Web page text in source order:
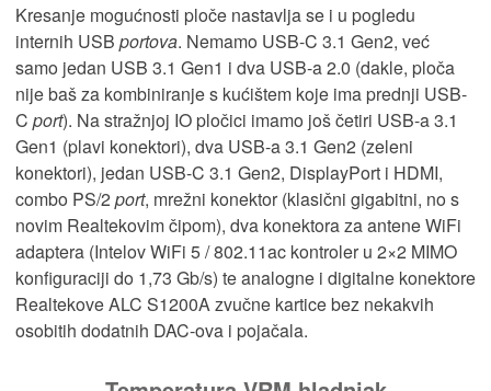
Kresanje mogućnosti ploče nastavlja se i u pogledu
internih USB portova. Nemamo USB-C 3.1 Gen2, već
samo jedan USB 3.1 Gen1 i dva USB-a 2.0 (dakle, ploča
nije baš za kombiniranje s kućištem koje ima prednji USB-
C port). Na stražnjoj IO pločici imamo još četiri USB-a 3.1
Gen1 (plavi konektori), dva USB-a 3.1 Gen2 (zeleni
konektori), jedan USB-C 3.1 Gen2, DisplayPort i HDMI,
combo PS/2 port, mrežni konektor (klasični gigabitni, no s
novim Realtekovim čipom), dva konektora za antene WiFi
adaptera (Intelov WiFi 5 / 802.11ac kontroler u 2×2 MIMO
konfiguraciji do 1,73 Gb/s) te analogne i digitalne konektore
Realtekove ALC S1200A zvučne kartice bez nekakvih
osobitih dodatnih DAC-ova i pojačala.